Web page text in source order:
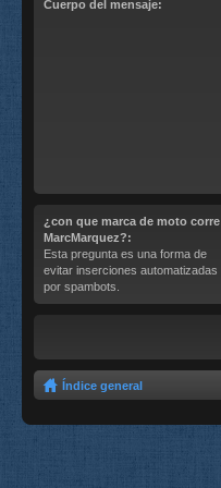
Cuerpo del mensaje:
¿con que marca de moto corre
MarcMarquez?:
Esta pregunta es una forma de
evitar inserciones automatizadas
por spambots.
Índice general